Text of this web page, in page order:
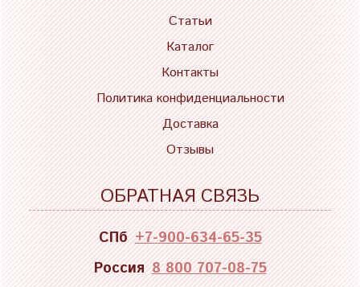
Статьи
Каталог
Контакты
Политика конфиденциальности
Доставка
Отзывы
ОБРАТНАЯ СВЯЗЬ
СПб +7-900-634-65-35
Россия 8 800 707-08-75